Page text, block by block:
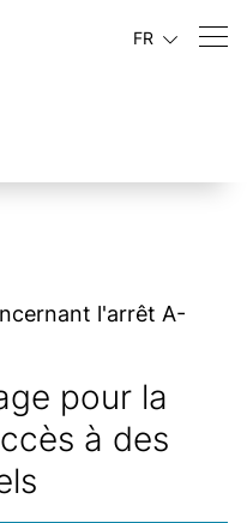
FR
l'arrêt A-
pour la
à des